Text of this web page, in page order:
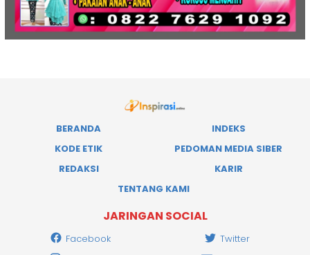
BERANDA
INDEKS
KODE ETIK
PEDOMAN MEDIA SIBER
REDAKSI
KARIR
TENTANG KAMI
JARINGAN SOCIAL
Facebook
Twitter